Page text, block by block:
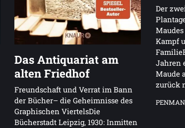
Das Antiquariat am
alten Friedhof
Freundschaft und Verrat im Bann
der Bücher– die Geheimnisse des
Graphischen ViertelsDie
Bücherstadt Leipzig, 1930: Inmitten
Der
Kampf
Jahren
Maude
zurück